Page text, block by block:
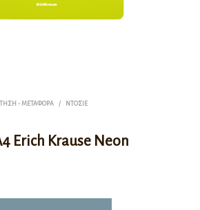
- ΜΕΤΑΦΟΡΆ / ΝΤΟΣΙΈ
Erich Krause Neon